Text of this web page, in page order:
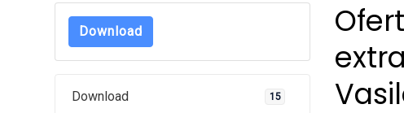
Download
Download 15